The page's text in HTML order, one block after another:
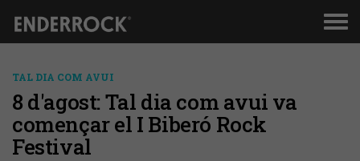
TAL DIA COM AVUI
8 d'agost: Tal dia com avui va
començar el I Biberó Rock
Festival